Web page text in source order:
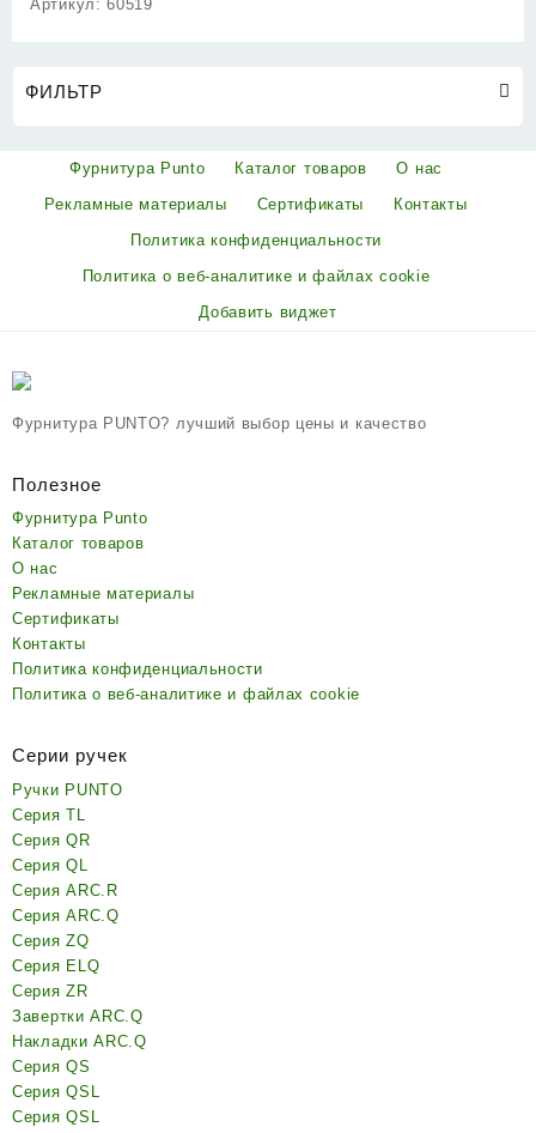
Артикул:60519
ФИЛЬТР
Фурнитура Punto Каталог товаров
О нас
Рекламные материалы
Сертификаты
Контакты
Политика конфиденциальности
Политика о веб-аналитике и файлах cookie
Добавить виджет
Фурнитура PUNTO? лучший выбор цены и качество
Полезное
Фурнитура Punto
Каталог товаров
О нас
Рекламные материалы
Сертификаты
Контакты
Политика конфиденциальности
Политика о веб-аналитике и файлах cookie
Серии ручек
Ручки PUNTO
Серия TL
Серия QR
Серия QL
Серия ARC.R
Серия ARC.Q
Серия ZQ
Серия ELQ
Серия ZR
Завертки ARC.Q
Накладки ARC.Q
Серия QS
Серия QSL
Серия QSL